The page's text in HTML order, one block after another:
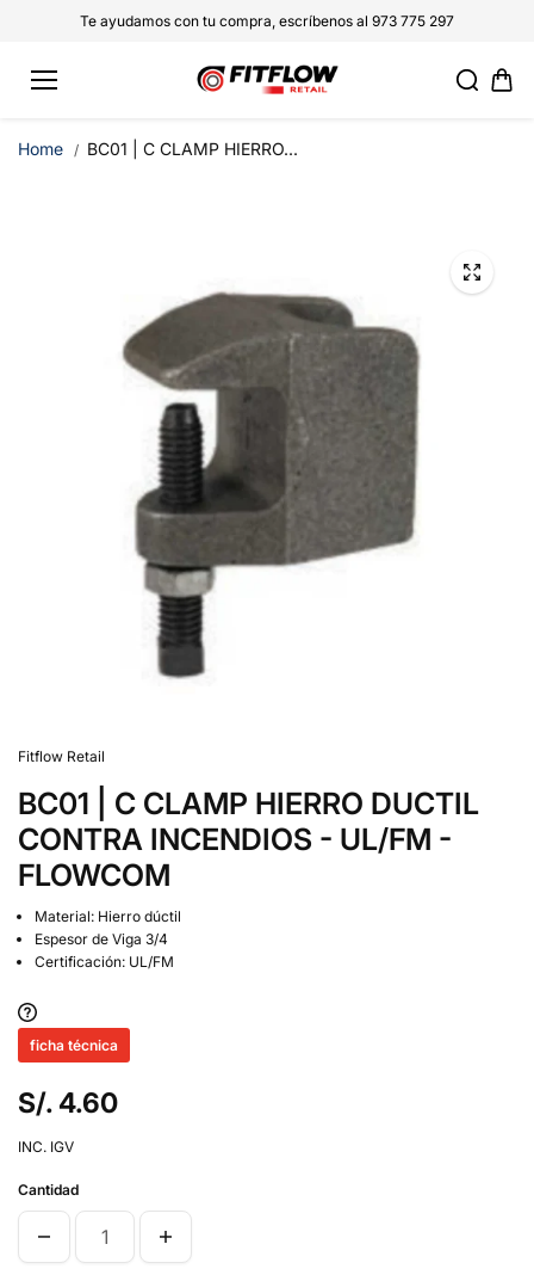
conteniTe ayudamos con tu compra, escríbenos al 973 775 297
Home BC01 | C CLAMP HIERRO...
Fitflow Retail
BC01 | C CLAMP HIERRO DUCTIL
CONTRA INCENDIOS - UL/FM -
FLOWCOM
Material: Hierro dúctil
Espesor de Viga 3/4
Certificación: UL/FM
ficha técnica
S/. 4.60
INC. IGV
Cantidad